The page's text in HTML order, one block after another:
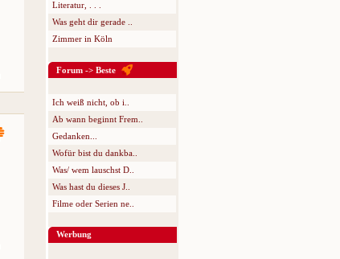
Literatur, . . .
Was geht dir gerade ..
Zimmer in Köln
Forum -> Beste
Ich weiß nicht, ob i..
Ab wann beginnt Frem..
Gedanken...
Wofür bist du dankba..
Was/ wem lauschst D..
Was hast du dieses J..
Filme oder Serien ne..
Werbung